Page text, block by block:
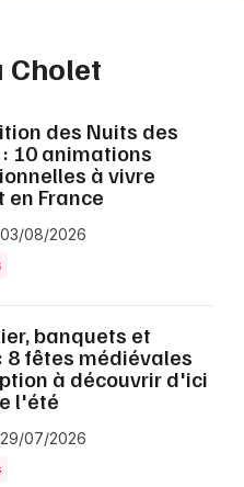
Cholet
des Nuits des
10 animations
à vivre
en France
08/2026
banquets et
8 fêtes médiévales
à découvrir d'ici
l'été
07/2026